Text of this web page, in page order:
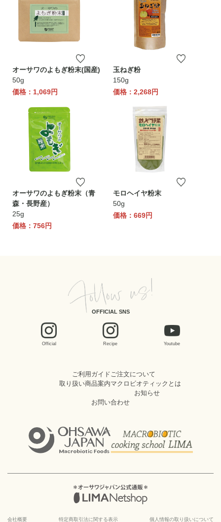
オーサワのよもぎ粉末(国産)
50g
価格：1,069円
玉ねぎ粉
150g
価格：2,268円
オーサワのよもぎ粉末（青
森・長野産）
25g
価格：756円
モロヘイヤ粉末
50g
価格：669円
OFFICIAL SNS
Official Recipe Youtube
ご利用ガイドご注文について
取り扱い商品案内マクロビオティックとは
お知らせ
お問い合わせ
会社概要 特定商取引法に関する表示 個人情報の取り扱いについて